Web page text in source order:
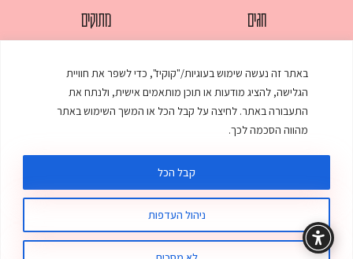
באתר זה נעשה שימוש בעוגיות/"קוקיז", כדי לשפר את חוויית
הגלישה, להציג מודעות או תוכן מותאמים אישית, ולנתח את
התעבורה באתר. לחיצה על קבל הכל או המשך השימוש באתר
מהווה הסכמה לכך.
ניהול העדפות
קבל הכל
חגים
מאפים
ממולאים
מרקים
מתוקים
עוגות
עוף
© כל הזכויות שמורות לענת אלישע | עיצוב ובניית אתר
תקנון האתר מדיניות פרטיות